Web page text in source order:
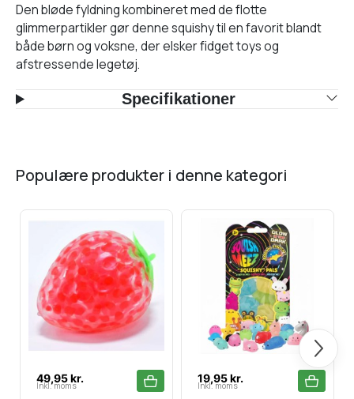
Den bløde fyldning kombineret med de flotte
glimmerpartikler gør denne squishy til en favorit blandt
både børn og voksne, der elsker fidget toys og
afstressende legetøj.
Specifikationer
populære produkter i denne kategori
Næste
49,95 kr.
Inkl. moms
19,95 kr.
Inkl. moms